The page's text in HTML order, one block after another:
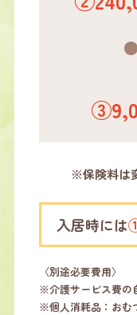
※保険料は
入居時には
〈別途必要費用〉
※介護サービス費の
※個人消耗品：おむ